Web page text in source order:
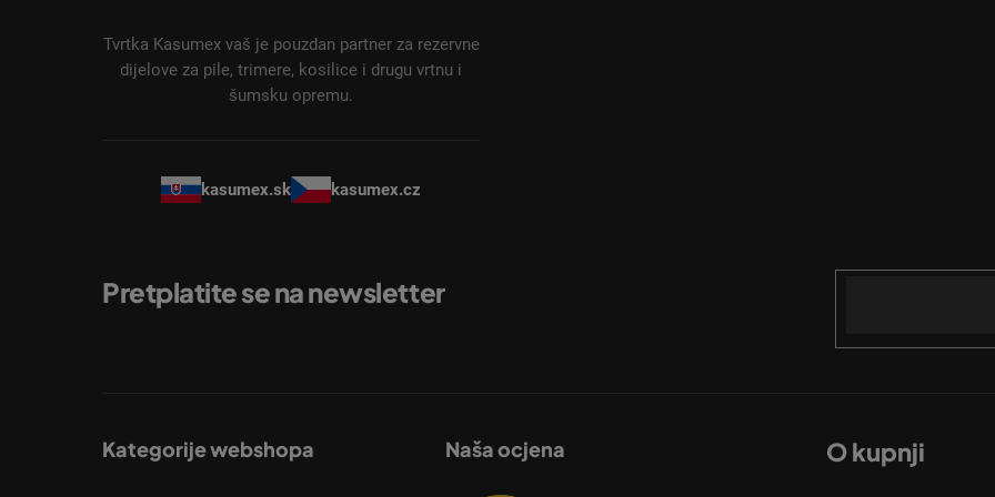
Tvrtka Kasumex vaš je pouzdan partner za rezervne
dijelove za pile, trimere, kosilice i drugu vrtnu i
šumsku opremu.
kasumex.sk kasumex.cz
Kategorije webshopa Naša ocjena O kupnji
Pretplatite se na newsletter